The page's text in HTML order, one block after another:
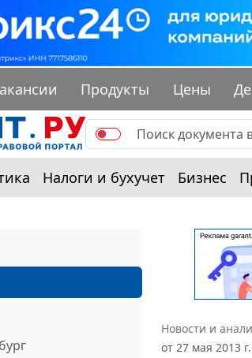
Продукты Цены
Налоги и бухучет Бизнес
Новости и
от 27 мая 2013